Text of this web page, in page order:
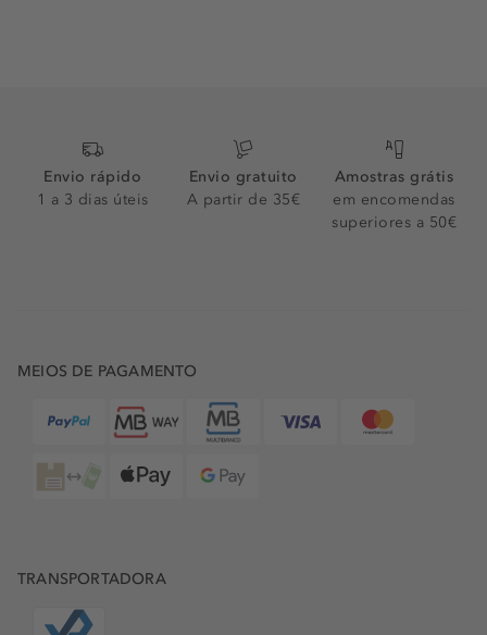
Envio rápido
1 a 3 dias úteis
Envio gratuito
A partir de 35€
Amostras grátis
em encomendas
superiores a 50€
MEIOS DE PAGAMENTO
TRANSPORTADORA